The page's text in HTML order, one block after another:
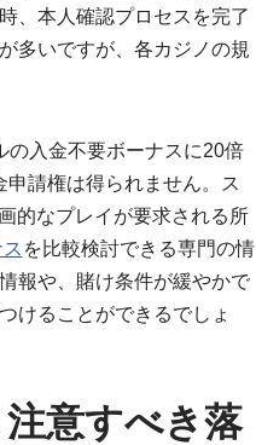
、本人確認プロセスを完了
多いですが、各カジノの規
の入金不要ボーナスに20倍
請権は得られません。ス
的なプレイが要求される所
を比較検討できる専門の情
報や、賭け条件が緩やかで
けることができるでしょ
意すべき落